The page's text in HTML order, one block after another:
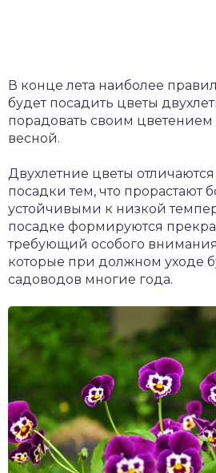
В конце лета наиболее
будет посадить цветы
порадовать своим
весной.
Двухлетние цветы
посадки тем, что прорастают
устойчивыми к низкой
посадке формируются
требующий особого
которые при должном уходе
садоводов многие года.